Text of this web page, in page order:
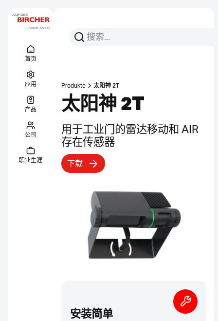
首页
应用
产品
公司
职业生涯
搜索
搜索
Produkte 太阳神 2T
太阳神 2T
用于工业门的雷达移动和 AIR
存在传感器
下载
安装简单